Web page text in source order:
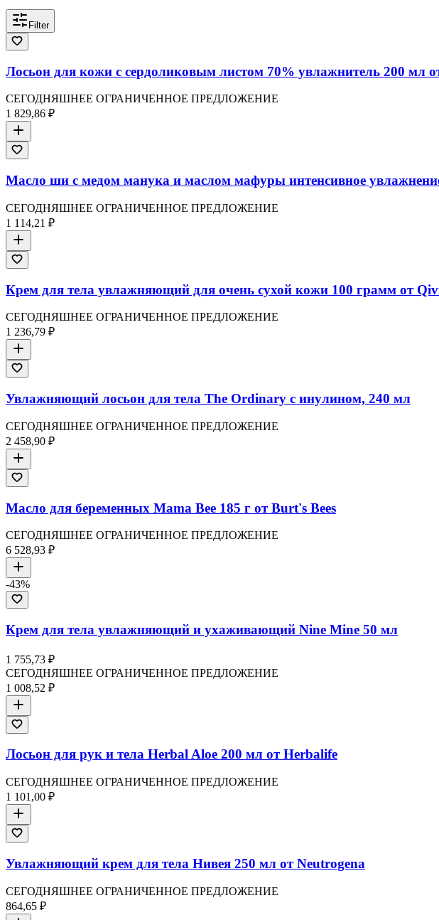
Filter
Лосьон для кожи с сердоликовым листом 70% увлажнитель 200 мл
СЕГОДНЯШНЕЕ ОГРАНИЧЕННОЕ ПРЕДЛОЖЕНИЕ
1 829,86 ₽
Масло ши с медом манука и маслом мафуры интенсивное
СЕГОДНЯШНЕЕ ОГРАНИЧЕННОЕ ПРЕДЛОЖЕНИЕ
1 114,21 ₽
Крем для тела увлажняющий для очень сухой кожи 100 грамм от
СЕГОДНЯШНЕЕ ОГРАНИЧЕННОЕ ПРЕДЛОЖЕНИЕ
1 236,79 ₽
Увлажняющий лосьон для тела The Ordinary с инулином, 240 мл
СЕГОДНЯШНЕЕ ОГРАНИЧЕННОЕ ПРЕДЛОЖЕНИЕ
2 458,90 ₽
Масло для беременных Mama Bee 185 г от Burt's Bees
СЕГОДНЯШНЕЕ ОГРАНИЧЕННОЕ ПРЕДЛОЖЕНИЕ
6 528,93 ₽
-43%
Крем для тела увлажняющий и ухаживающий Nine Mine 50 мл
1 755,73 ₽
СЕГОДНЯШНЕЕ ОГРАНИЧЕННОЕ ПРЕДЛОЖЕНИЕ
1 008,52 ₽
Лосьон для рук и тела Herbal Aloe 200 мл от Herbalife
СЕГОДНЯШНЕЕ ОГРАНИЧЕННОЕ ПРЕДЛОЖЕНИЕ
1 101,00 ₽
Увлажняющий крем для тела Нивея 250 мл от Neutrogena
СЕГОДНЯШНЕЕ ОГРАНИЧЕННОЕ ПРЕДЛОЖЕНИЕ
864,65 ₽